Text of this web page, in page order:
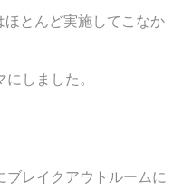
とんど実施してこなか
しました。
レイクアウトルームに